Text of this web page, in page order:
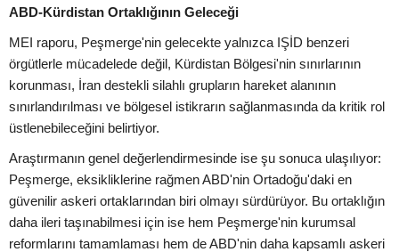
ABD-Kürdistan Ortaklığının Geleceği
MEI raporu, Peşmerge'nin gelecekte yalnızca IŞİD benzeri
örgütlerle mücadelede değil, Kürdistan Bölgesi'nin sınırlarının
korunması, İran destekli silahlı grupların hareket alanının
sınırlandırılması ve bölgesel istikrarın sağlanmasında da kritik rol
üstlenebileceğini belirtiyor.
Araştırmanın genel değerlendirmesinde ise şu sonuca ulaşılıyor:
Peşmerge, eksikliklerine rağmen ABD'nin Ortadoğu'daki en
güvenilir askeri ortaklarından biri olmayı sürdürüyor. Bu ortaklığın
daha ileri taşınabilmesi için ise hem Peşmerge'nin kurumsal
reformlarını tamamlaması hem de ABD'nin daha kapsamlı askeri